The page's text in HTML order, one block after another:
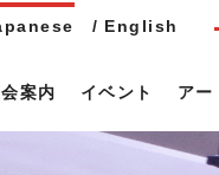
English
案内 イベント アー